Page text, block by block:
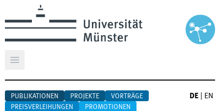
Hauptmenü öffnen
PUBLIKATIONEN PROJEKTE
VORTRÄGE
PREISVERLEIHUNGEN
PROMOTIONEN
DE EN